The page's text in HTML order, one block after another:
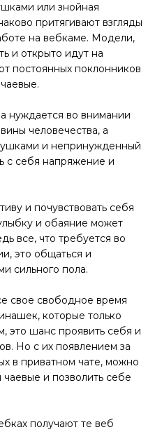
или знойная
притягивают взгляды
на вебкаме. Модели,
и открыто идут на
постоянных поклонников
нуждается во внимании
человечества, а
и непринужденный
с себя напряжение и
и почувствовать себя
и обаяние может
все, что требуется во
это общаться и
сильного пола.
свое свободное время
которые только
это шанс проявить себя и
Но с их появлением за
в приватном чате, можно
и позволить себе
получают те веб